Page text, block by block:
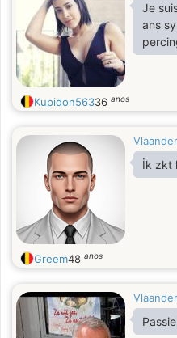
Je
ans
Kupidon56336 anos
İk zkt
Greem48 anos